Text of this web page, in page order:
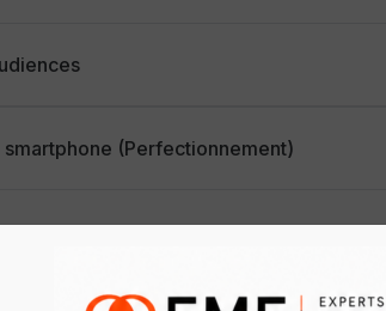
(Perfectionnement)